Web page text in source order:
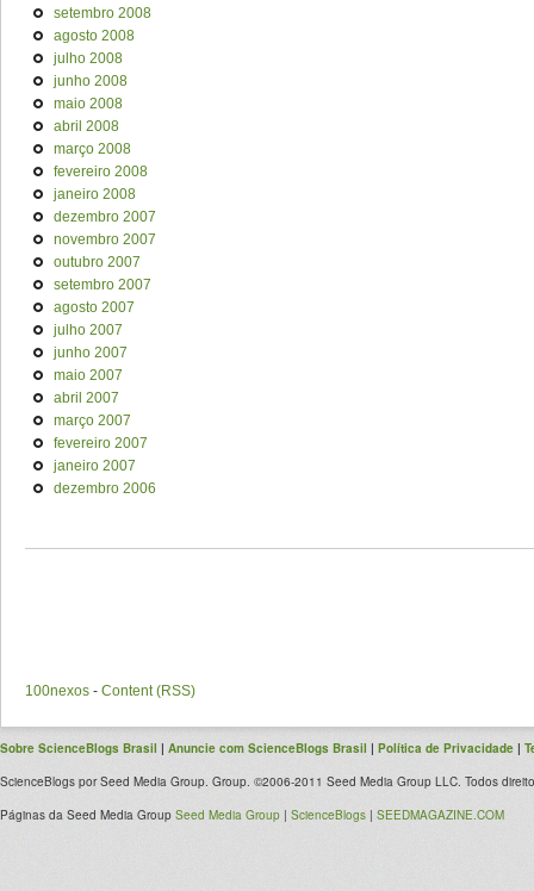
setembro 2008
agosto 2008
julho 2008
junho 2008
maio 2008
abril 2008
março 2008
fevereiro 2008
janeiro 2008
dezembro 2007
novembro 2007
outubro 2007
setembro 2007
agosto 2007
julho 2007
junho 2007
maio 2007
abril 2007
março 2007
fevereiro 2007
janeiro 2007
dezembro 2006
100nexos - Content (RSS)
Sobre ScienceBlogs Brasil | Anuncie com ScienceBlogs Brasil | Política de Privacidade |
ScienceBlogs por Seed Media Group. Group. ©2006-2011 Seed Media Group LLC. Todos
Páginas da Seed Media Group Seed Media Group | ScienceBlogs | SEEDMAGAZINE.COM